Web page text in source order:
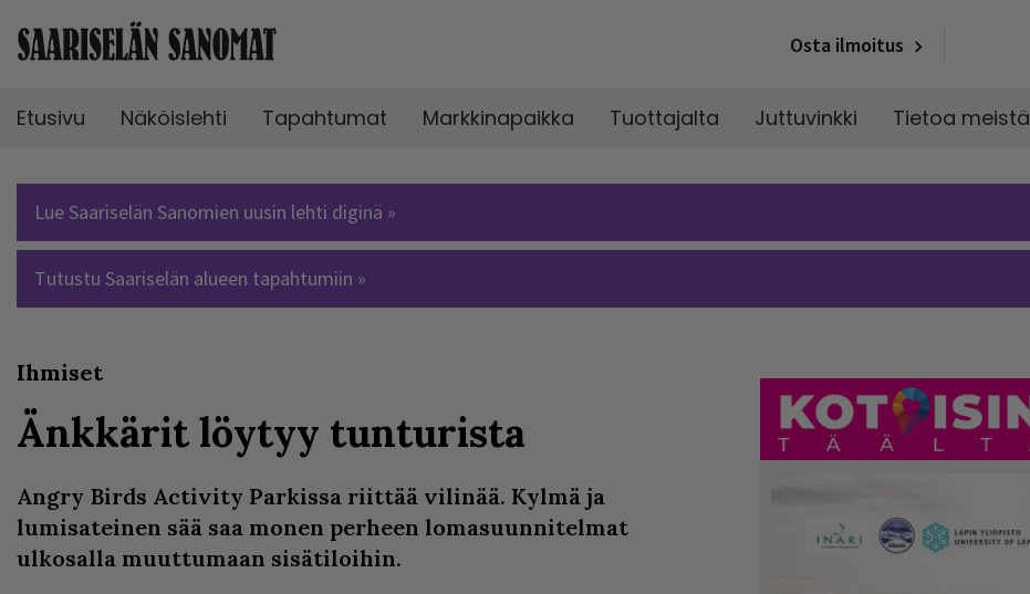
Osta ilmoitus
Etusivu Näköislehti Tapahtumat Markkinapaikka Tuottajalta Juttuvinkki Tietoa meistä
Lue Saariselän Sanomien uusin lehti diginä »
Tutustu Saariselän alueen tapahtumiin »
Ihmiset
Änkkärit löytyy tunturista
Angry Birds Activity Parkissa riittää vilinää. Kylmä ja
lumisateinen sää saa monen perheen lomasuunnitelmat
ulkosalla muuttumaan sisätiloihin.